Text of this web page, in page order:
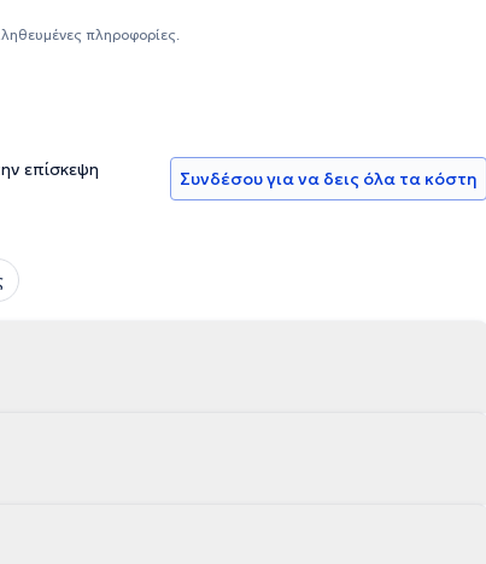
πληροφορίες.
επίσκεψη
Συνδέσου για να δεις όλα τα κόστη